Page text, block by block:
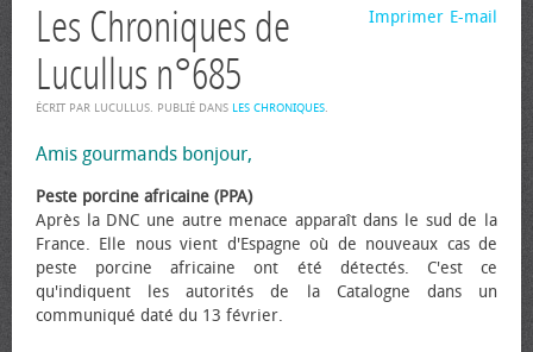
E-mail
Imprimer
Les Chroniques de
Lucullus n°685
ÉCRIT PAR LUCULLUS. PUBLIÉ DANS LES CHRONIQUES.
Amis gourmands bonjour,
Peste porcine africaine (PPA)
Après la DNC une autre menace apparaît dans le sud de la
France. Elle nous vient d'Espagne où de nouveaux cas de
peste porcine africaine ont été détectés. C'est ce
qu'indiquent les autorités de la Catalogne dans un
communiqué daté du 13 février.